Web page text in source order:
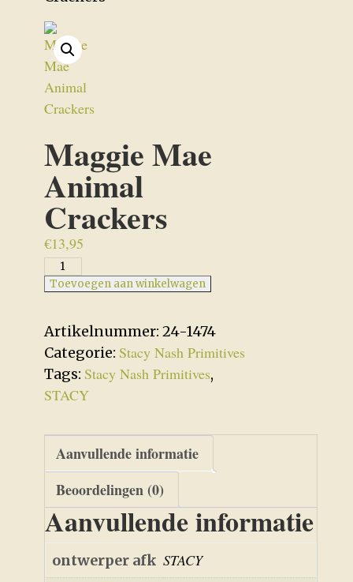
Maggie Mae
Animal
Crackers
€13,95
Maggie
Mae
Crackers
aantal
Toevoegen aan winkelwagen
Artikelnummer: 24-1474
Categorie: Stacy Nash Primitives
Tags: Stacy Nash Primitives,
STACY
Aanvullende informatie
Beoordelingen (0)
Aanvullende informatie
ontwerper afk STACY